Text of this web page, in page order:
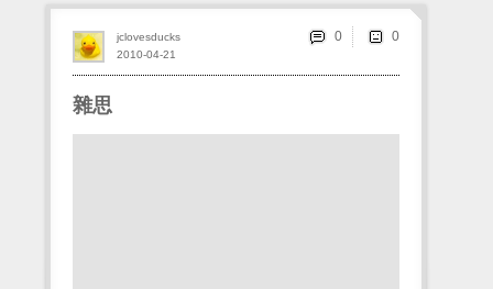
雜思
2010-04-21
jclovesducks 0